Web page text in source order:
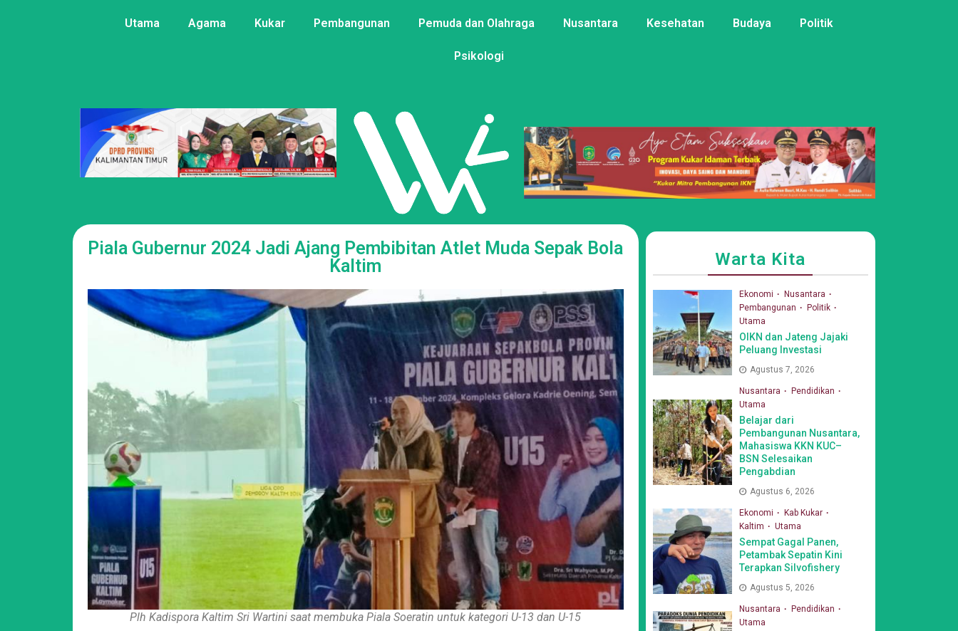
Utama Agama Kukar Pembangunan Pemuda dan Olahraga Nusantara Kesehatan Budaya Politik
Psikologi
Piala Gubernur 2024 Jadi Ajang Pembibitan Atlet Muda Sepak Bola
Kaltim
Plh Kadispora Kaltim Sri Wartini saat membuka Piala Soeratin untuk kategori U-13 dan U-15
Warta Kita
Ekonomi
Nusantara
Pembangunan
Politik
Utama
OIKN dan Jateng Jajaki
Peluang Investasi
Agustus 7, 2026
Nusantara
Pendidikan
Utama
Belajar dari
Pembangunan Nusantara,
Mahasiswa KKN KUC–
BSN Selesaikan
Pengabdian
Agustus 6, 2026
Ekonomi
Kab Kukar
Kaltim
Utama
Sempat Gagal Panen,
Petambak Sepatin Kini
Terapkan Silvofishery
Agustus 5, 2026
Nusantara
Pendidikan
Utama